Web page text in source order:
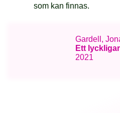
som kan finnas.
Gardell,
Ett
2021